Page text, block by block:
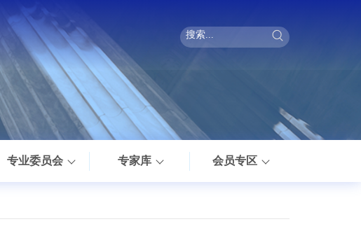
专业委员会 专家库 会员专区